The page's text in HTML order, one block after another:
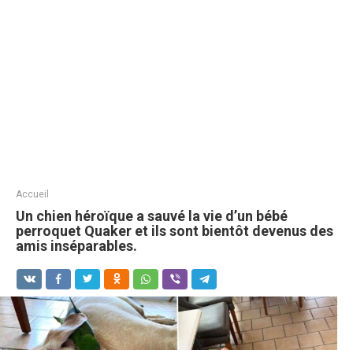
Accueil
Un chien héroïque a sauvé la vie d’un bébé
perroquet Quaker et ils sont bientôt devenus des
amis inséparables.